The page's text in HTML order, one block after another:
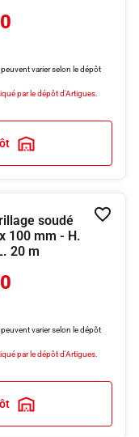
varier selon le dépôt
par le dépôt d'Artigues.
soudé
100 mm - H.
20 m
varier selon le dépôt
par le dépôt d'Artigues.